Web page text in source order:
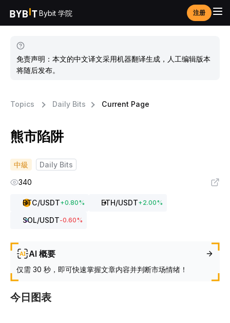
Bybit 学院 注册
免责声明：本文的中文译文采用机器翻译生成，人工编辑版本
将随后发布。
Topics Daily Bits Current Page
熊市陷阱
中級
Daily Bits
340
BTC/USDT+0.80% ETH/USDT+2.00%
SOL/USDT-0.60%
AI 概要
仅需 30 秒，即可快速掌握文章内容并判断市场情绪！
今日图表